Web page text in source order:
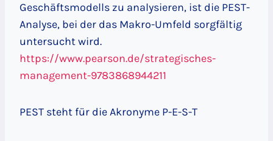
Geschäftsmodells zu analysieren, ist die PEST-
Analyse, bei der das Makro-Umfeld sorgfältig
untersucht wird.
https://www.pearson.de/strategisches-
management-9783868944211
PEST steht für die Akronyme P-E-S-T